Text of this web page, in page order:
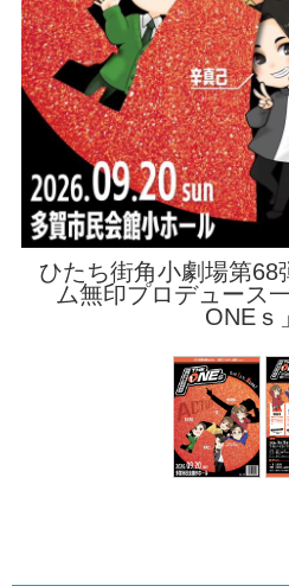
ひたち街角小劇場第68
ム無印プロデュース
ONEｓ
ひたち街角小劇場第68
ム無印プロデュース
ONEｓ